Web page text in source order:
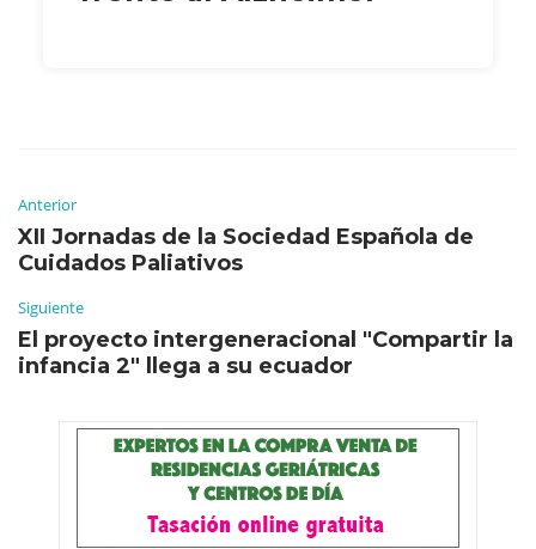
Anterior
XII Jornadas de la Sociedad Española de
Cuidados Paliativos
Siguiente
El proyecto intergeneracional "Compartir la
infancia 2" llega a su ecuador